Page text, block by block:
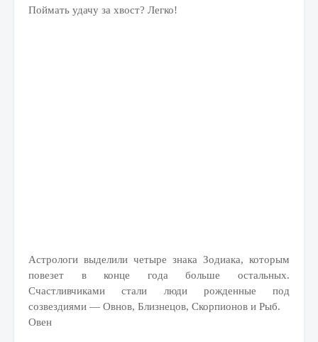
Поймать удачу за хвост? Легко!
Астрологи выделили четыре знака Зодиака, которым
повезет в конце года больше остальных.
Счастливчиками стали люди рожденные под
созвездиями — Овнов, Близнецов, Скорпионов и Рыб.
Овен